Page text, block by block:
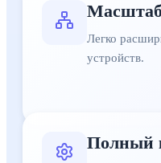
Легко
устройств.
Полный